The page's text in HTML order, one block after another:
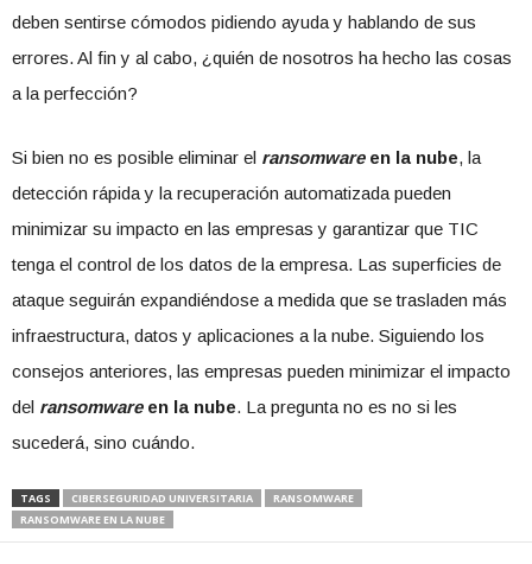
deben sentirse cómodos pidiendo ayuda y hablando de sus
errores. Al fin y al cabo, ¿quién de nosotros ha hecho las cosas
a la perfección?
Si bien no es posible eliminar el ransomwareen la nube, la
detección rápida y la recuperación automatizada pueden
minimizar su impacto en las empresas y garantizar que TIC
tenga el control de los datos de la empresa. Las superficies de
ataque seguirán expandiéndose a medida que se trasladen más
infraestructura, datos y aplicaciones a la nube. Siguiendo los
consejos anteriores, las empresas pueden minimizar el impacto
del ransomwareen la nube. La pregunta no es no si les
sucederá, sino cuándo.
TAGS CIBERSEGURIDAD UNIVERSITARIA
RANSOMWARE
RANSOMWARE EN LA NUBE